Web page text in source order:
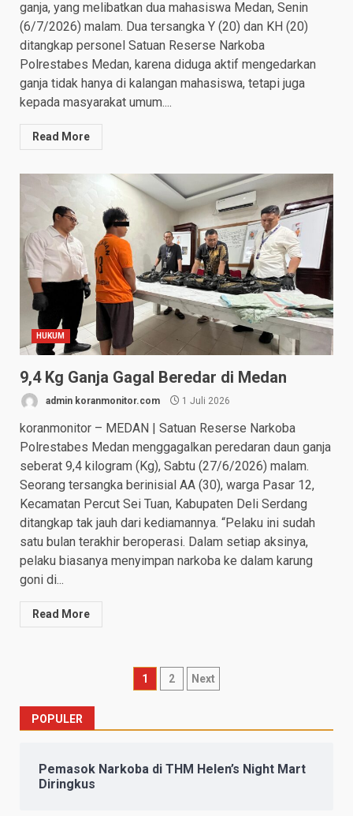
ganja, yang melibatkan dua mahasiswa Medan, Senin
(6/7/2026) malam. Dua tersangka Y (20) dan KH (20)
ditangkap personel Satuan Reserse Narkoba
Polrestabes Medan, karena diduga aktif mengedarkan
ganja tidak hanya di kalangan mahasiswa, tetapi juga
kepada masyarakat umum....
Read More
HUKUM
9,4 Kg Ganja Gagal Beredar di Medan
admin koranmonitor.com 1 Juli 2026
koranmonitor – MEDAN | Satuan Reserse Narkoba
Polrestabes Medan menggagalkan peredaran daun ganja
seberat 9,4 kilogram (Kg), Sabtu (27/6/2026) malam.
Seorang tersangka berinisial AA (30), warga Pasar 12,
Kecamatan Percut Sei Tuan, Kabupaten Deli Serdang
ditangkap tak jauh dari kediamannya. “Pelaku ini sudah
satu bulan terakhir beroperasi. Dalam setiap aksinya,
pelaku biasanya menyimpan narkoba ke dalam karung
goni di...
Read More
Paginasi
1 2 Next
POPULER
Pemasok Narkoba di THM Helen’s Night Mart
Diringkus